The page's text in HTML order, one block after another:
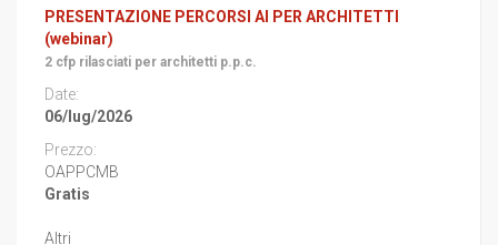
PRESENTAZIONE PERCORSI AI PER ARCHITETTI
(webinar)
2 cfp rilasciati per architetti p.p.c.
06/lug/2026
OAPPCMB
Gratis
Altri